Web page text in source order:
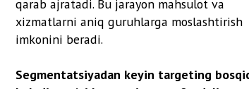
turli segmentlar uchun alohida kampaniyalar
yaratadi.